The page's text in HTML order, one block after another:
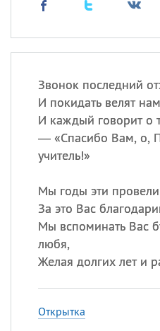
Звонок последний
И покидать велят
И каждый говорит о
— «Спасибо Вам, о,
учитель!»
Мы годы эти
За это Вас
Мы вспоминать Вас
любя,
Желая долгих лет и
Открытка